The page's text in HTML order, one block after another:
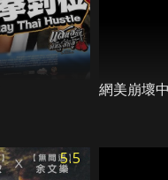
網美崩壞
5.5